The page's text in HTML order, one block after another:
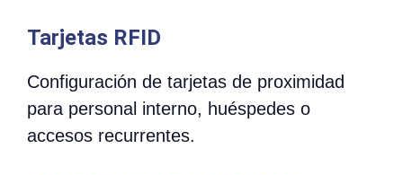
Tarjetas RFID
Configuración de tarjetas de proximidad
para personal interno, huéspedes o
accesos recurrentes.